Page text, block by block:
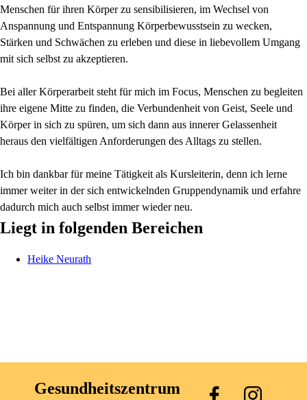
Menschen für ihren Körper zu sensibilisieren, im Wechsel von
Anspannung und Entspannung Körperbewusstsein zu wecken,
Stärken und Schwächen zu erleben und diese in liebevollem Umgang
mit sich selbst zu akzeptieren.
Bei aller Körperarbeit steht für mich im Focus, Menschen zu begleiten
ihre eigene Mitte zu finden, die Verbundenheit von Geist, Seele und
Körper in sich zu spüren, um sich dann aus innerer Gelassenheit
heraus den vielfältigen Anforderungen des Alltags zu stellen.
Ich bin dankbar für meine Tätigkeit als Kursleiterin, denn ich lerne
immer weiter in der sich entwickelnden Gruppendynamik und erfahre
dadurch mich auch selbst immer wieder neu.
Liegt in folgenden Bereichen
Heike Neurath
Gesundheitszentrum